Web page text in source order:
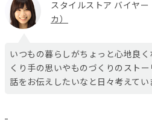
スタイルストア バイヤー
カ）
いつもの暮らしがちょっと心地良
くり手の思いやものづくりのスト
話をお伝えしたいなと日々考えてい